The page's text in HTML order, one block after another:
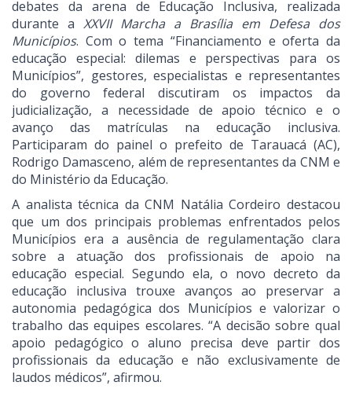
debates da arena de Educação Inclusiva, realizada
durante a XXVII Marcha a Brasília em Defesa dos
Municípios. Com o tema “Financiamento e oferta da
educação especial: dilemas e perspectivas para os
Municípios”, gestores, especialistas e representantes
do governo federal discutiram os impactos da
judicialização, a necessidade de apoio técnico e o
avanço das matrículas na educação inclusiva.
Participaram do painel o prefeito de Tarauacá (AC),
Rodrigo Damasceno, além de representantes da CNM e
do Ministério da Educação.
A analista técnica da CNM Natália Cordeiro destacou
que um dos principais problemas enfrentados pelos
Municípios era a ausência de regulamentação clara
sobre a atuação dos profissionais de apoio na
educação especial. Segundo ela, o novo decreto da
educação inclusiva trouxe avanços ao preservar a
autonomia pedagógica dos Municípios e valorizar o
trabalho das equipes escolares. “A decisão sobre qual
apoio pedagógico o aluno precisa deve partir dos
profissionais da educação e não exclusivamente de
laudos médicos”, afirmou.